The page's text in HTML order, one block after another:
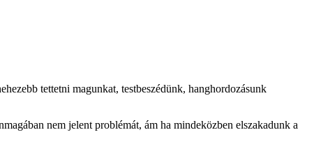
tettetni magunkat, testbeszédünk, hanghordozásunk
nem jelent problémát, ám ha mindeközben elszakadunk a